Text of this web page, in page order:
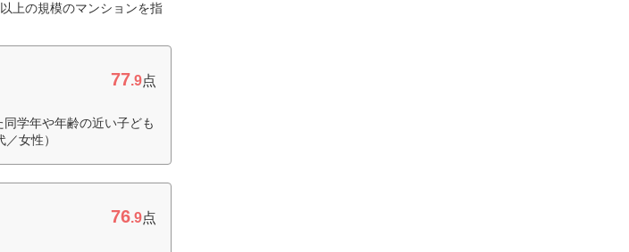
上の規模のマンションを指
77.9点
学年や年齢の近い子ども
女性）
76.9点